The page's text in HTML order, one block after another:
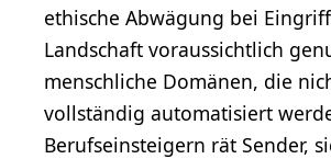
ethische Abwägung bei
Landschaft voraussichtlich
menschliche Domänen, die
vollständig automatisiert
Berufseinsteigern rät Sender,